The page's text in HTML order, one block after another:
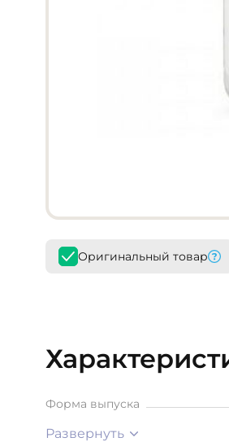
Оригинальный товар
Форма выпуска
Развернуть